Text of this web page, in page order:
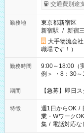
交通費別途
勤務地
東京都新宿区
新宿駅 / 新宿
大手物流会
職場です！）
勤務時間
9:00～18:00（実動8時間） 希望の時
例＞ ・8：30
・13：00～22
期間 【急募】即日
特徴 週1日からOK /
業・WワークOK
集 / 電話対応な